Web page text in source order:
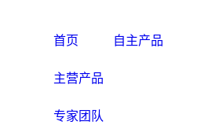
首页 自主产品
主营产品
专家团队